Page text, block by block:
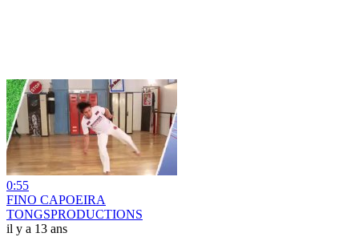
0:55
FINO CAPOEIRA
TONGSPRODUCTIONS
il y a 13 ans